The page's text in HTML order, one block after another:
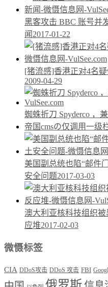
黑客攻击 BBC 账号并
闻 2017-01-22
[猪流感]香港正对4名
2009-04-29
蜘蛛折刀 Spyderco ，
帝国cmsの仅调用一级
美国副总统也陷“邮件
安全问题2017-03-03
澳大利亚核科技组织
应堆2017-02-03
微慑标签
CIA DDoS攻击 DDoS 攻击 FBI